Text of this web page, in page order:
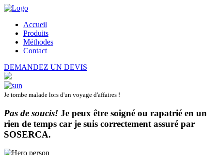
Accueil
Produits
Méthodes
Contact
DEMANDEZ UN DEVIS
Je tombe malade lors d'un voyage d'affaires !
Pas de soucis! Je peux être soigné ou rapatrié en un
rien de temps car je suis correctement assuré par
SOSERCA.